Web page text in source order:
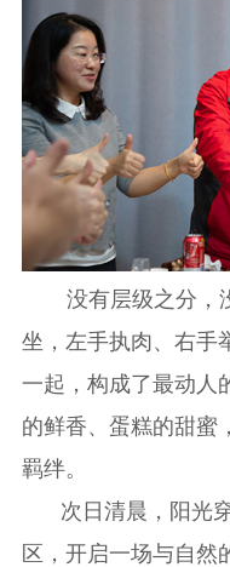
没有层级之分，
坐，左手执肉、右手
一起，构成了最动人
的鲜香、蛋糕的甜蜜
羁绊。
次日清晨，阳光
区，开启一场与自然